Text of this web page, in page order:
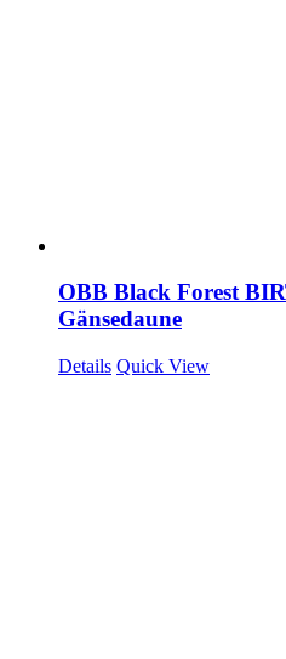
OBB Black Forest
Gänsedaune
Details Quick View